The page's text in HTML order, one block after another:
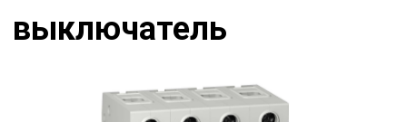
выключатель